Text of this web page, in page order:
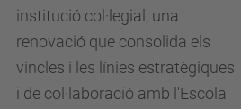
institució col·legial, una
renovació que consolida els
vincles i les línies estratègiques
i de col·laboració amb l'Escola